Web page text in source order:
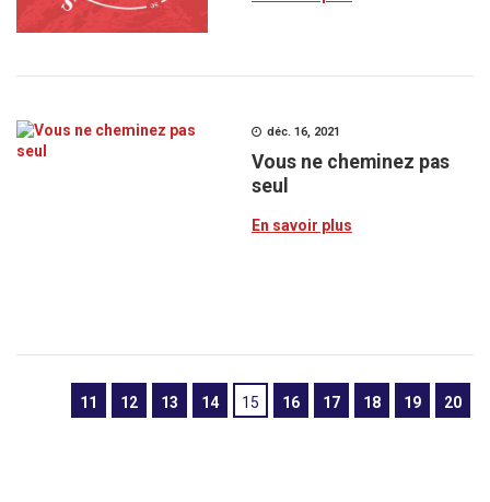
déc. 16, 2021
Vous ne cheminez pas
seul
En savoir plus
11 12 13 14 15 16 17 18 19 20